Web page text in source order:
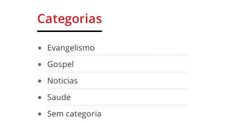
Categorias
Evangelismo
Gospel
Noticias
Saude
Sem categoria